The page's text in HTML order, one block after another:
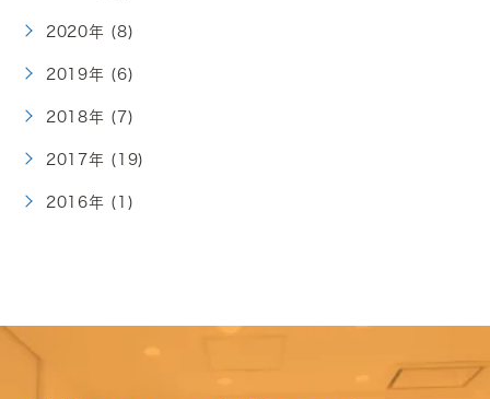
2020年 (8)
2019年 (6)
2018年 (7)
2017年 (19)
2016年 (1)